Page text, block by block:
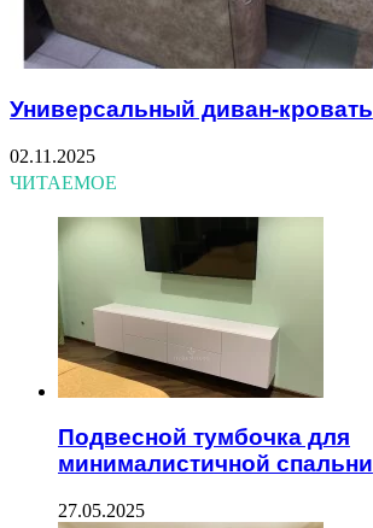
Универсальный диван-кровать
02.11.2025
ЧИТАЕМОЕ
Подвесной тумбочка для
минималистичной спальни
27.05.2025